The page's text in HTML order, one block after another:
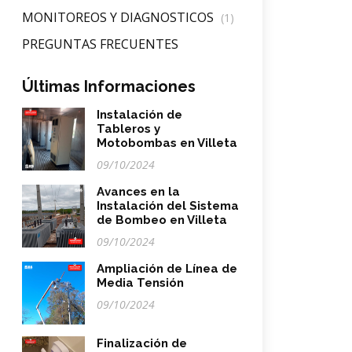
MONITOREOS Y DIAGNOSTICOS (1)
PREGUNTAS FRECUENTES
Últimas Informaciones
Instalación de
Tableros y
Motobombas en Villeta
09/10/2024
Avances en la
Instalación del Sistema
de Bombeo en Villeta
09/10/2024
Ampliación de Línea de
Media Tensión
09/10/2024
Finalización de